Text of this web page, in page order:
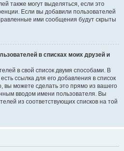
также могут выделяться, если это
Если вы добавили пользователей
ими сообщения будут скрыты
в списках моих друзей и
в свой список двумя способами. В
ссылка для его добавления в список
вы можете сделать это прямо из вашего
вводом имени пользователя. Вы
из соответствующих списков на той